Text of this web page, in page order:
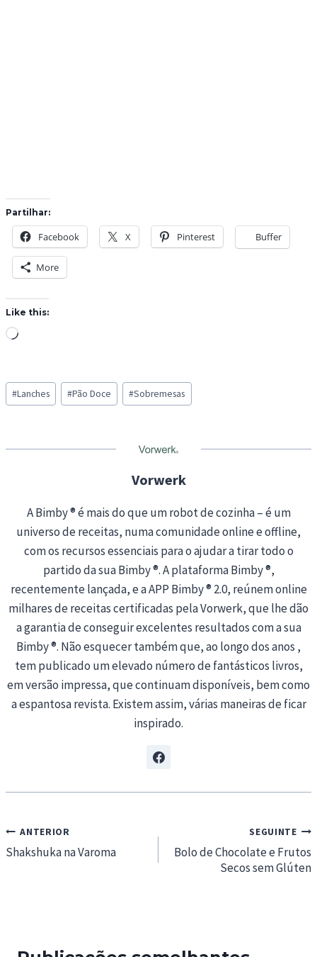
Partilhar:
Facebook X Pinterest Buffer
More
Like this:
L
d
g
Post
Tags:
#Lanches #Pão Doce #Sobremesas
Vorwerk
A Bimby ® é mais do que um robot de cozinha – é um
universo de receitas, numa comunidade online e offline,
com os recursos essenciais para o ajudar a tirar todo o
partido da sua Bimby ®. A plataforma Bimby ®,
recentemente lançada, e a APP Bimby ® 2.0, reúnem online
milhares de receitas certificadas pela Vorwerk, que lhe dão
a garantia de conseguir excelentes resultados com a sua
Bimby ®. Não esquecer também que, ao longo dos anos ,
tem publicado um elevado número de fantásticos livros,
em versão impressa, que continuam disponíveis, bem como
a espantosa revista. Existem assim, várias maneiras de ficar
inspirado.
Navegação
de
ANTERIOR
Shakshuka na Varoma
SEGUINTE
Bolo de Chocolate e Frutos
Secos sem Glúten